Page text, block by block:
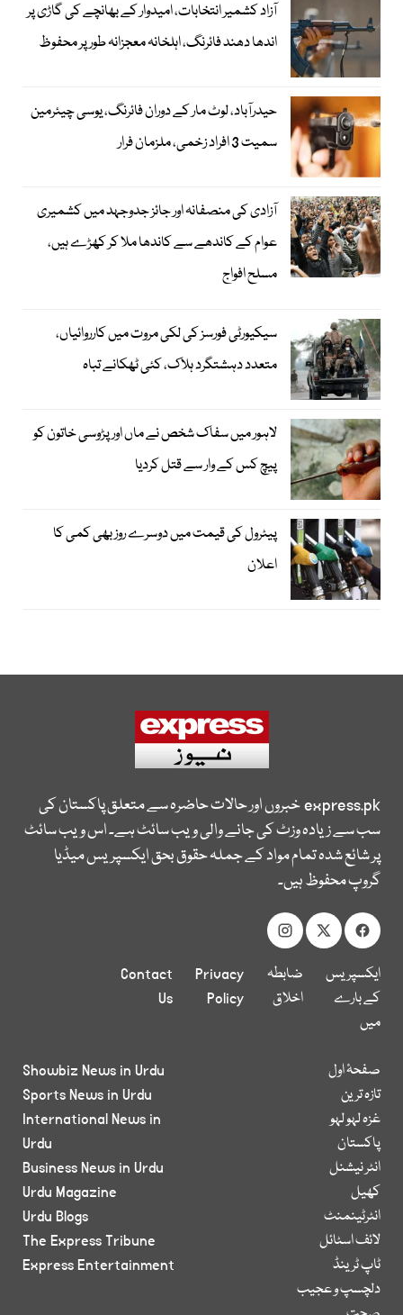
آزاد کشمیر انتخابات، امیدوار کے بھانچے کی گاڑی پر
اندھا دھند فائرنگ، اہلخانہ معجزانہ طور پر محفوظ
حیدرآباد، لوٹ مار کے دوران فائرنگ، یوسی چیئرمین
سمیت 3 افراد زخمی، ملزمان فرار
آزادی کی منصفانہ اور جائز جدوجہد میں کشمیری
عوام کے کاندھے سے کاندھا ملا کر کھڑے ہیں،
مسلح افواج
سیکیورٹی فورسز کی لکی مروت میں کارروائیاں،
متعدد دہشتگرد ہلاک، کئی ٹھکانے تباہ
لاہور میں سفاک شخص نے ماں اور پڑوسی خاتون کو
پیچ کس کے وار سے قتل کردیا
پیٹرول کی قیمت میں دوسرے روز بھی کمی کا
اعلان
express.pkخبروں اور حالات حاضرہ سے متعلق پاکستان کی
سب سے زیادہ وزٹ کی جانے والی ویب سائٹ ہے۔ اس ویب سائٹ
پر شائع شدہ تمام مواد کے جملہ حقوق بحق ایکسپریس میڈیا
گروپ محفوظ ہیں۔
ایکسپریس
کے بارے
میں
ضابطہ
اخلاق
Privacy
Policy
Contact
Us
صفحۂ اول
تازہ ترین
غزہ لہو لہو
پاکستان
انٹر نیشنل
کھیل
انٹرٹینمنٹ
لائف اسٹائل
ٹاپ ٹرینڈ
دلچسپ و عجیب
Showbiz News in Urdu
Sports News in Urdu
International News in
Urdu
Business News in Urdu
Urdu Magazine
Urdu Blogs
The Express Tribune
Express Entertainment